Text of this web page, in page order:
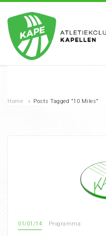
Home › Posts Tagged "10 Miles"
01/01/14 Programma